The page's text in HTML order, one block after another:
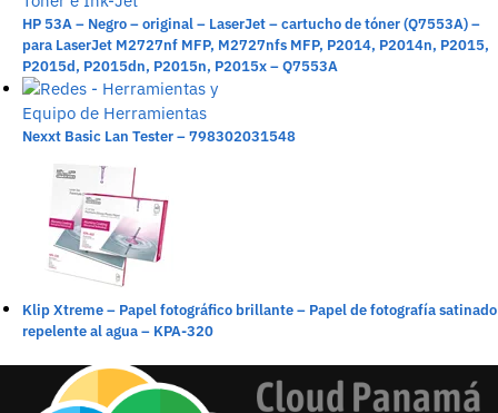
HP 53A – Negro – original – LaserJet – cartucho de tóner (Q7553A) –
para LaserJet M2727nf MFP, M2727nfs MFP, P2014, P2014n, P2015,
P2015d, P2015dn, P2015n, P2015x – Q7553A
Nexxt Basic Lan Tester – 798302031548
Klip Xtreme – Papel fotográfico brillante – Papel de fotografía satinado
repelente al agua – KPA-320